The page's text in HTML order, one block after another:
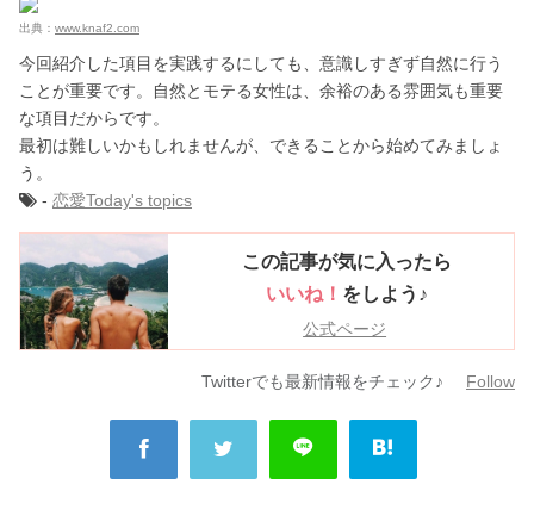
出典： www.knaf2.com
今回紹介した項目を実践するにしても、意識しすぎず自然に行う
ことが重要です。自然とモテる女性は、余裕のある雰囲気も重要
な項目だからです。
最初は難しいかもしれませんが、できることから始めてみましょ
う。
- 恋愛Today's topics
この記事が気に入ったら
いいね！ をしよう♪
公式ページ
Twitterでも最新情報をチェック♪ Follow